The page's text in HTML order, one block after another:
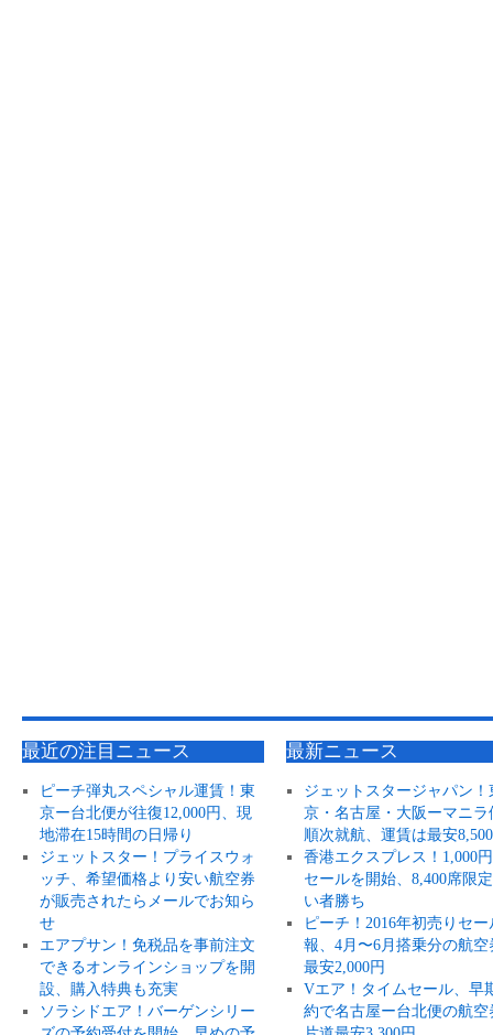
最近の注目ニュース
ピーチ弾丸スペシャル運賃！東
京ー台北便が往復12,000円、現
地滞在15時間の日帰り
ジェットスター！プライスウォ
ッチ、希望価格より安い航空券
が販売されたらメールでお知ら
せ
エアプサン！免税品を事前注文
できるオンラインショップを開
設、購入特典も充実
ソラシドエア！バーゲンシリー
最新ニュース
ジェットスタージャパン！
京・名古屋・大阪ーマニラ
順次就航、運賃は最安
香港エクスプレス！1,000
セールを開始、8,400席限
い者勝ち
ピーチ！2016年初売りセー
報、4月〜6月搭乗分の航空
最安2,000円
Vエア！タイムセール、早
約で名古屋ー台北便の航空